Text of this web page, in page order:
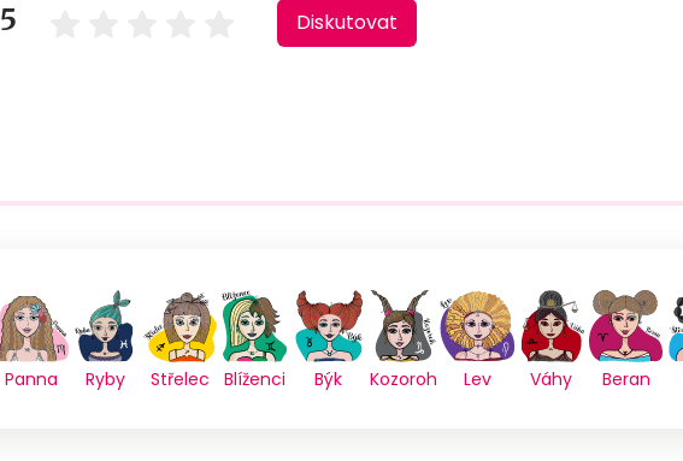
5 Diskutovat
Panna Ryby Střelec Blíženci Býk Kozoroh Lev Váhy Beran